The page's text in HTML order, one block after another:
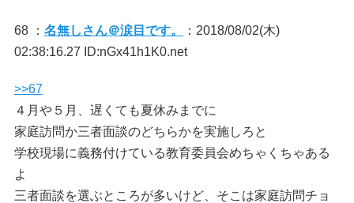
68 ： 名無しさん＠涙目です。
：2018/08/02(木)
02:38:16.27 ID:nGx41h1K0.net
>>67
４月や５月、遅くても夏休みまでに
家庭訪問か三者面談のどちらかを実施しろと
学校現場に義務付けている教育委員会めちゃくちゃある
よ
三者面談を選ぶところが多いけど、そこは家庭訪問チョ